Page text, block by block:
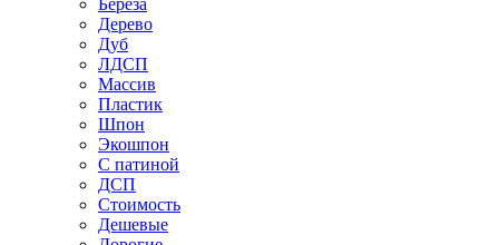
Береза
Дерево
Дуб
ЛДСП
Массив
Пластик
Шпон
Экошпон
С патиной
ДСП
Стоимость
Дешевые